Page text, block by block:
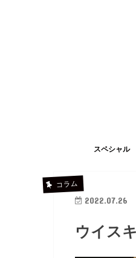
スペシャル
コラム
2022.07.26
ウイス